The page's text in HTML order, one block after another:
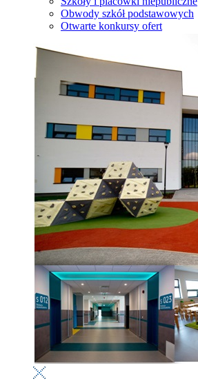
Obwody szkół podstawowych
Otwarte konkursy ofert